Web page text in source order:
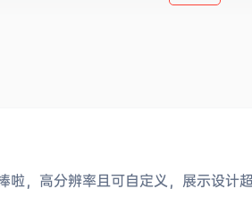
啦，高分辨率且可自定义，展示设计超